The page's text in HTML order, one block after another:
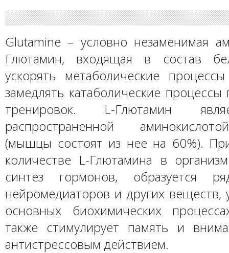
Glutamine – условно незаменимая
Глютамин, входящая в состав
ускорять метаболические
замедлять катаболические
тренировок. L-Глютамин
распространенной
(мышцы состоят из нее на 60%).
количестве L-Глютамина в
синтез гормонов, образуется
нейромедиаторов и других веществ,
основных биохимических
также стимулирует память и
антистрессовым действием.